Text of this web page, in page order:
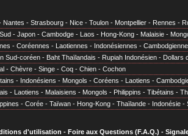
Nantes - Strasbourg - Nice - Toulon - Montpellier - Rennes -
- Japon - Cambodge - Laos - Hong-Kong - Malaisie -
- Coréennes - Laotiennes - Indonésiennes -
Sud-coréen - Baht Thaïlandais - Rupiah Indonésien - Dollars
- Chèvre - Singe - Coq - Chien - Cochon
- Indonésiens - Mongols - Coréens - Laotiens -
- Laotiens - Malaisiens - Mongols - Philippins - Tibétains -
- Corée - Taïwan - Hong-Kong - Thaïlande - Indonésie -
d'utilisation - Foire aux Questions (F.A.Q.) -